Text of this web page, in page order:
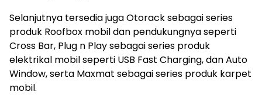
Selanjutnya tersedia juga Otorack sebagai series
produk Roofbox mobil dan pendukungnya seperti
Cross Bar, Plug n Play sebagai series produk
elektrikal mobil seperti USB Fast Charging, dan Auto
Window, serta Maxmat sebagai series produk karpet
mobil.